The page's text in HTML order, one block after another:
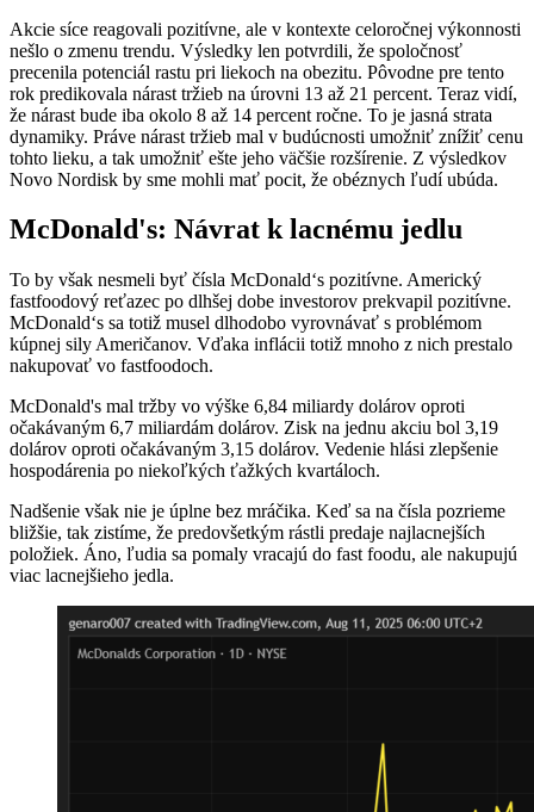
Akcie síce reagovali pozitívne, ale v kontexte celoročnej výkonnosti
nešlo o zmenu trendu. Výsledky len potvrdili, že spoločnosť
precenila potenciál rastu pri liekoch na obezitu. Pôvodne pre tento
rok predikovala nárast tržieb na úrovni 13 až 21 percent. Teraz vidí,
že nárast bude iba okolo 8 až 14 percent ročne. To je jasná strata
dynamiky. Práve nárast tržieb mal v budúcnosti umožniť znížiť cenu
tohto lieku, a tak umožniť ešte jeho väčšie rozšírenie. Z výsledkov
Novo Nordisk by sme mohli mať pocit, že obéznych ľudí ubúda.
McDonald's: Návrat k lacnému jedlu
To by však nesmeli byť čísla McDonald‘s pozitívne. Americký
fastfoodový reťazec po dlhšej dobe investorov prekvapil pozitívne.
McDonald‘s sa totiž musel dlhodobo vyrovnávať s problémom
kúpnej sily Američanov. Vďaka inflácii totiž mnoho z nich prestalo
nakupovať vo fastfoodoch.
McDonald's mal tržby vo výške 6,84 miliardy dolárov oproti
očakávaným 6,7 miliardám dolárov. Zisk na jednu akciu bol 3,19
dolárov oproti očakávaným 3,15 dolárov. Vedenie hlási zlepšenie
hospodárenia po niekoľkých ťažkých kvartáloch.
Nadšenie však nie je úplne bez mráčika. Keď sa na čísla pozrieme
bližšie, tak zistíme, že predovšetkým rástli predaje najlacnejších
položiek. Áno, ľudia sa pomaly vracajú do fast foodu, ale nakupujú
viac lacnejšieho jedla.